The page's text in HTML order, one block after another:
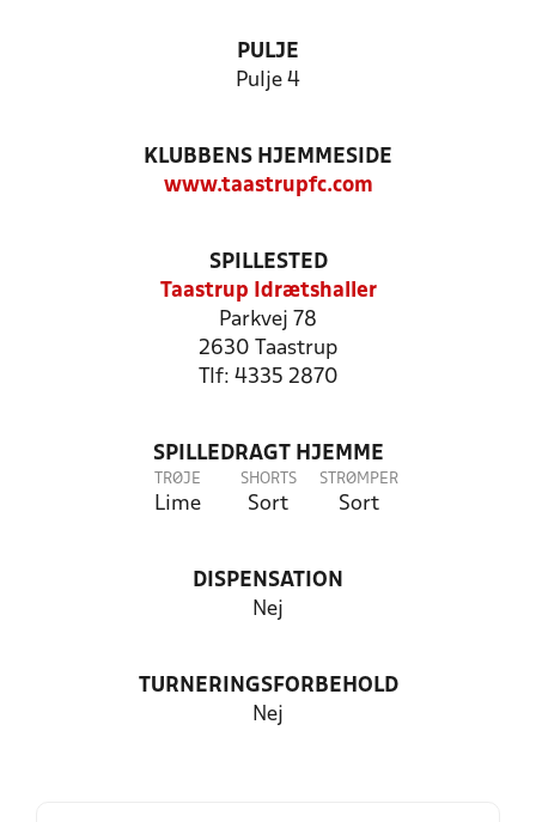
PULJE
Pulje 4
KLUBBENS HJEMMESIDE
www.taastrupfc.com
SPILLESTED
Taastrup Idrætshaller
Parkvej 78
2630 Taastrup
Tlf: 4335 2870
SPILLEDRAGT HJEMME
TRØJE
Lime
SHORTS
Sort
STRØMPER
Sort
DISPENSATION
Nej
TURNERINGSFORBEHOLD
Nej